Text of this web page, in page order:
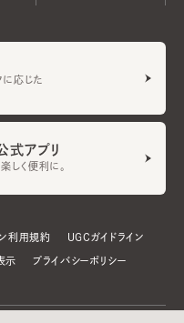
に応じた
式アプリ
しく便利に。
利用規約 UGCガイドライン
示 プライバシーポリシー